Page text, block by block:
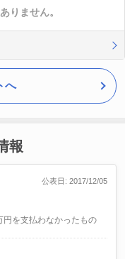
りません。
へ
報
公表日: 2017/12/05
を支払わなかったもの